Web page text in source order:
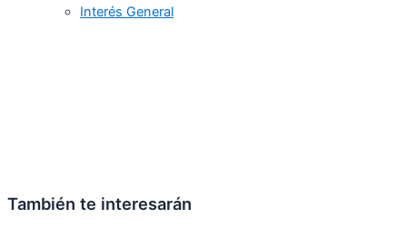
Interés General
También te interesarán